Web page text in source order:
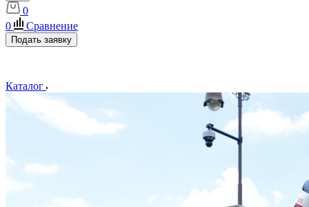
0
0
Сравнение
Подать заявку
Каталог